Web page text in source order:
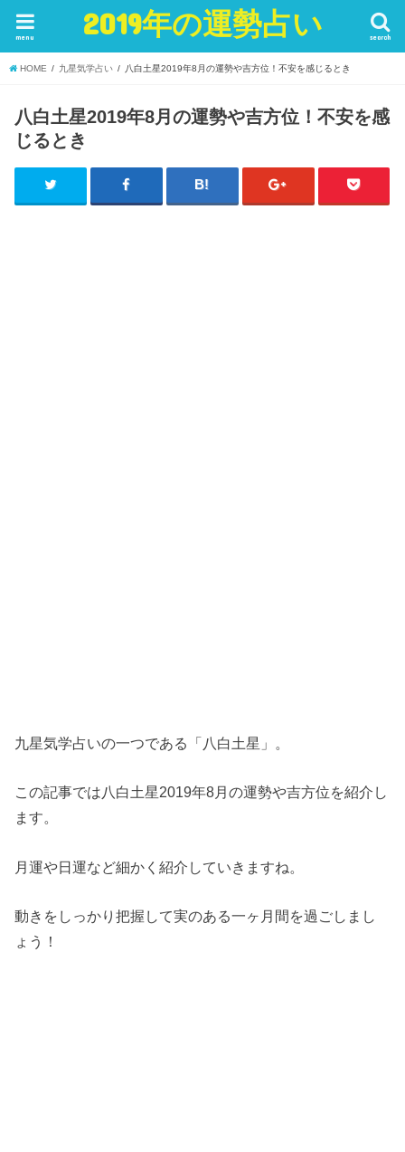
2019年の運勢占い search
menu
HOME 九星気学占い 八白土星2019年8月の運勢や吉方位！不安を感じるとき
八白土星2019年8月の運勢や吉方位！不安を感
じるとき
九星気学占いの一つである「八白土星」。
この記事では八白土星2019年8月の運勢や吉方位を紹介し
ます。
月運や日運など細かく紹介していきますね。
動きをしっかり把握して実のある一ヶ月間を過ごしまし
ょう！